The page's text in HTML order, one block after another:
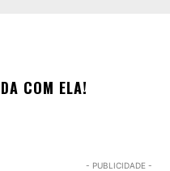
COM ELA!
- PUBLICIDADE -